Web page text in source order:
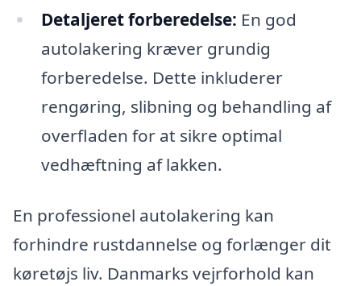
Detaljeret forberedelse: En god
autolakering kræver grundig
forberedelse. Dette inkluderer
rengøring, slibning og behandling af
overfladen for at sikre optimal
vedhæftning af lakken.
En professionel autolakering kan
forhindre rustdannelse og forlænger dit
køretøjs liv. Danmarks vejrforhold kan